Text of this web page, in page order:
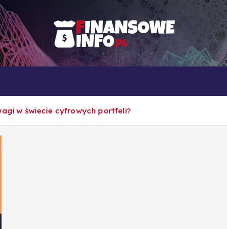
To i owo o rachunkowości, pracy, biznesie i ekonomii
w świecie cyfrowych portfeli?